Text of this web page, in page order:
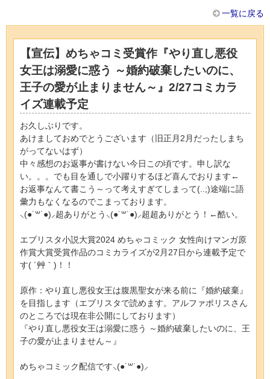
一覧に戻る
【宣伝】めちゃコミ受賞作『やり直し悪役
女王は溺愛に惑う ～婚約破棄したいのに、
王子の愛が止まりません～』2/27コミカラ
イズ連載予定
お久しぶりです。
あけましておめでとうございます（旧正月2月だったしまち
がってないはず）
中々感想のお返事が書けない今日この頃です。申し訳な
い。。。でも目を通しで小躍りするほど喜んでおります←
お返事なんて書こう～って考えすぎてしまって(..;)途端に語
彙力もなくなるのでこまっております。
⸜(●˙꒳˙●)⸝超ありがとう⸜(●˙꒳˙●)⸝超超ありがとう！←酷い。
エブリスタ小説大賞2024 めちゃコミック 女性向けマンガ原
作賞大賞受賞作品のコミカライズが2月27日から連載予定で
す( ´艸｀)！！
原作：やり直し悪役女王は腹黒聖女が来る前に『婚約破棄』
を目指します（エブリスタで読めます。アルファポリスさん
のところでは現在非公開にしております）
『やり直し悪役女王は溺愛に惑う ～婚約破棄したいのに、王
子の愛が止まりません～』
めちゃコミック配信です⸜(●˙꒳˙●)⸝